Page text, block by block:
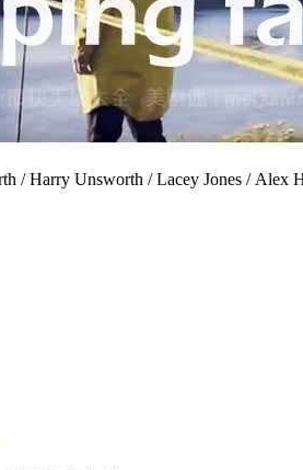
/ Harry Unsworth / Lacey Jones / Alex